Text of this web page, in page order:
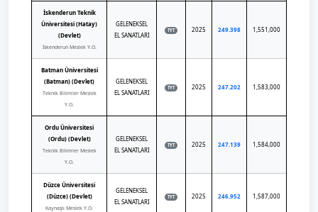
İskenderun Teknik
Üniversitesi (Hatay)
(Devlet)
İskenderun Meslek Y.O.
GELENEKSEL
EL SANATLARI
TYT 2025 249.398 1,551,000
Batman Üniversitesi
(Batman) (Devlet)
Teknik Bilimler Meslek
Y.O.
GELENEKSEL
EL SANATLARI
TYT 2025 247.202 1,583,000
Ordu Üniversitesi
(Ordu) (Devlet)
Teknik Bilimler Meslek
Y.O.
GELENEKSEL
EL SANATLARI
TYT 2025 247.139 1,584,000
Düzce Üniversitesi
(Düzce) (Devlet)
Kaynaşlı Meslek Y.O.
GELENEKSEL
EL SANATLARI
TYT 2025 246.952 1,587,000